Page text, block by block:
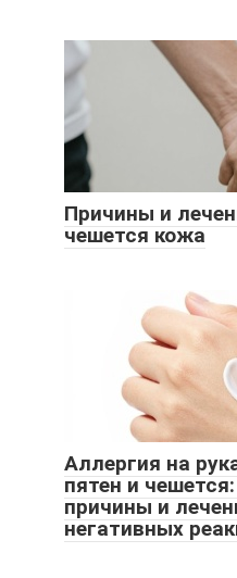
Причины и
чешется кожа
Аллергия на
пятен и
причины и
негативных